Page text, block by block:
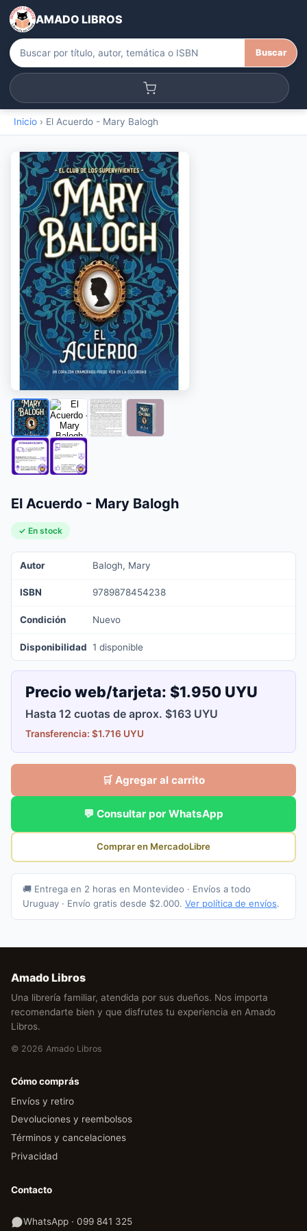
AMADO LIBROS
Buscar
Inicio › El Acuerdo - Mary Balogh
El Acuerdo - Mary Balogh
✓ En stock
Autor Balogh, Mary
ISBN 9789878454238
Condición Nuevo
Disponibilidad 1 disponible
Precio web/tarjeta: $1.950 UYU
Hasta 12 cuotas de aprox. $163 UYU
Transferencia: $1.716 UYU
🛒 Agregar al carrito
💬 Consultar por WhatsApp
Comprar en MercadoLibre
🚚 Entrega en 2 horas en Montevideo · Envíos a todo
Uruguay · Envío gratis desde $2.000. Ver política de envíos.
Amado Libros
Una librería familiar, atendida por sus dueños. Nos importa
recomendarte bien y que disfrutes tu experiencia en Amado
Libros.
© 2026 Amado Libros
Cómo comprás
Envíos y retiro
Devoluciones y reembolsos
Términos y cancelaciones
Privacidad
Contacto
WhatsApp · 099 841 325